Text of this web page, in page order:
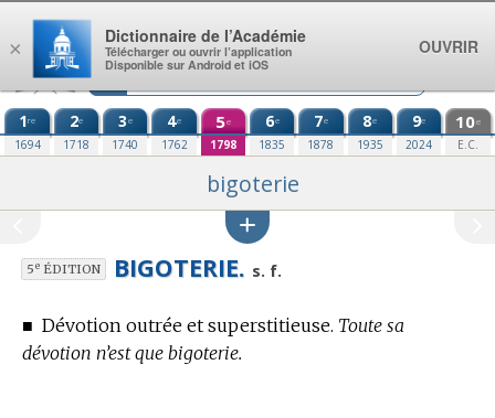
Aller au contenu
1re
1694
2e
1718
3e
1740
4e
1762
5e
1798
6e
1835
7e
1878
8e
1935
9e
2024
10e
E.C.
bigoterie
5eÉDITION BIGOTERIE. s. f.
■ Dévotion outrée et superstitieuse. Toute sa
dévotion n’est que bigoterie.
×
Dictionnaire de l’Académie
Télécharger ou ouvrir l’application
Disponible sur Android et iOS
OUVRIR